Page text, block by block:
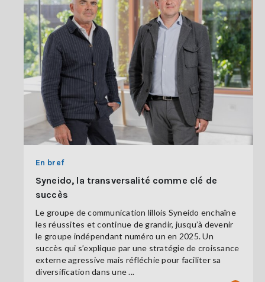
En bref
Syneido, la transversalité comme clé de
succès
Le groupe de communication lillois Syneido enchaîne
les réussites et continue de grandir, jusqu’à devenir
le groupe indépendant numéro un en 2025. Un
succès qui s’explique par une stratégie de croissance
externe agressive mais réfléchie pour faciliter sa
diversification dans une ...